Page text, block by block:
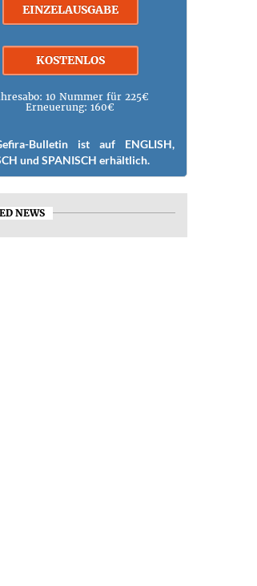
EINZELAUSGABE
KOSTENLOS
10 Nummer für 225€
Erneuerung: 160€
Bulletin ist auf ENGLISH,
und SPANISCH erhältlich.
NEWS